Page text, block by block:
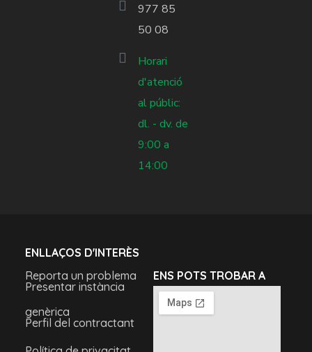
977 85
50 08
Horari
d'atenció
al públic:
dl. - dv. de
9:00 a
14:00
ENLLAÇOS D'INTERÈS
Reporta un problema
Presentar instància
genèrica
Perfil del contractant
ENS POTS TROBAR A